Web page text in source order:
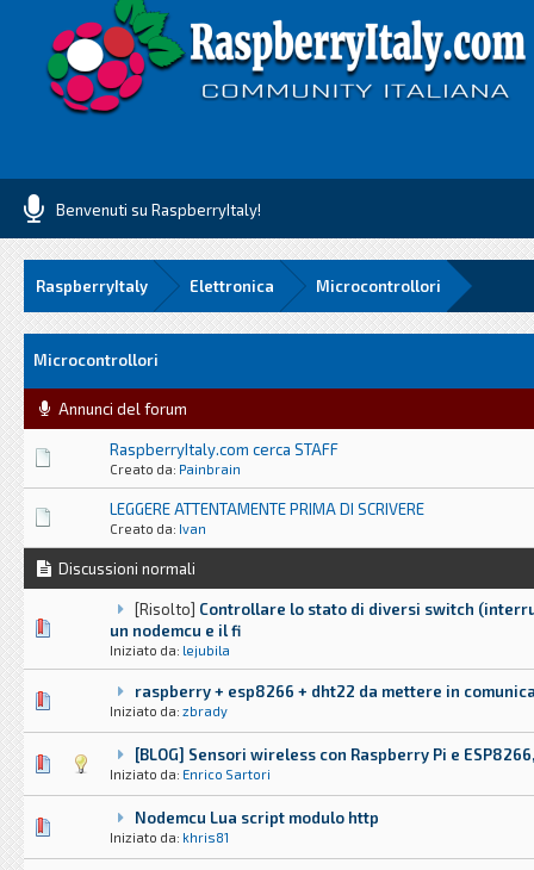
Benvenuti su RaspberryItaly!
RaspberryItaly Elettronica Microcontrollori
Microcontrollori
Annunci del forum
RaspberryItaly.com cerca STAFF
Creato da: Painbrain
LEGGERE ATTENTAMENTE PRIMA DI SCRIVERE
Creato da: Ivan
Discussioni normali
[Risolto] Controllare lo stato di diversi switch
un nodemcu e il fi
Iniziato da: lejubila
0 voti - 0 su 5 di media
12345
raspberry + esp8266 + dht22 da mettere in
Iniziato da: zbrady
0 voti - 0 su 5 di media
2345
[BLOG] Sensori wireless con Raspberry Pi e
Iniziato da: Enrico Sartori
0 voti - 0 su 5 di media
2345
Nodemcu Lua script modulo http
Iniziato da: khris81
0 voti - 0 su 5 di media
2345